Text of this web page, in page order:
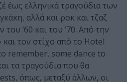
έως ελληνικά τραγούδια των
αλλά και ροκ και τζαζ
του ’60 και του ’70. Από την
τον στίχο από το Hotel
remember, some dance to
τα τραγούδια που θα
όπως, μεταξύ άλλων, οι